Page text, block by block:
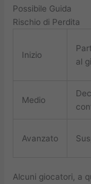
Possibile Guida
Rischio di Perdita
Inizio
al
Medio
Avanzato
Alcuni giocatori, a